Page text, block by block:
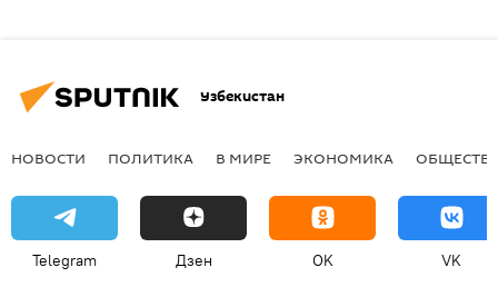
Узбекистан
НОВОСТИ ПОЛИТИКА В МИРЕ ЭКОНОМИКА
Telegram Дзен OK VK